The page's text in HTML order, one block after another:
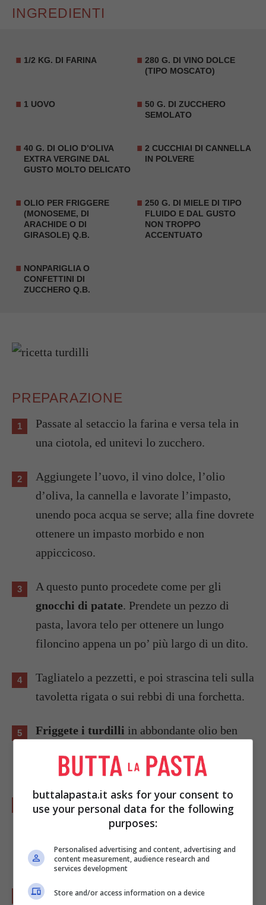
INGREDIENTI
1/2 KG. DI FARINA
280 G. DI VINO DOLCE
(TIPO MOSCATO)
1 UOVO
50 G. DI ZUCCHERO
SEMOLATO
40 G. DI OLIO D’OLIVA
EXTRA VERGINE DAL
GUSTO MOLTO DELICATO
2 CUCCHIAI DI CANNELLA
IN POLVERE
OLIO PER FRIGGERE
(MONOSEME, DI
ARACHIDE O DI
GIRASOLE) Q.B.
250 G. DI MIELE DI TIPO
FLUIDO E DAL GUSTO
NON TROPPO
ACCENTUATO
NONPARIGLIA O
CONFETTINI DI
ZUCCHERO Q.B.
PREPARAZIONE
Passate al setaccio la farina e versa tela in
una ciotola, ed unitevi lo zucchero.
Aggiungete l’uovo, il vino dolce, l’olio
d’oliva, la cannella e lavorate l’impasto,
unendo poca acqua se serve; alla fine dovrete
ottenere un impasto morbido e non
appiccicoso.
A questo punto procedete come per gli
gnocchi di patate. Prendete un pezzo di
pasta, lavora telo per ottenere un lungo
filoncino appena un po’ più largo di un dito.
Tagliatelo a pezzetti, e poi strascina teli sulla
tavoletta rigata o sui rebbi di una forchetta.
Friggete i turdilli in abbondante olio ben
l’eccesso di unto su carta da cucina.
Quando li avrete preparati tutti, scaldate il
miele in una capace padella, e poi
minuto.
Togliete dal fuoco ed arrangiateli su un
buttalapasta.it asks for your consent to
use your personal data for the following
purposes:
Personalised advertising and content, advertising and
content measurement, audience research and
services development
Store and/or access information on a device